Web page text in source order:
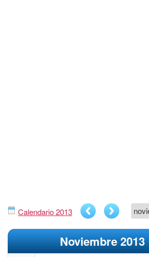
Calendario 2013
Noviembre 2013